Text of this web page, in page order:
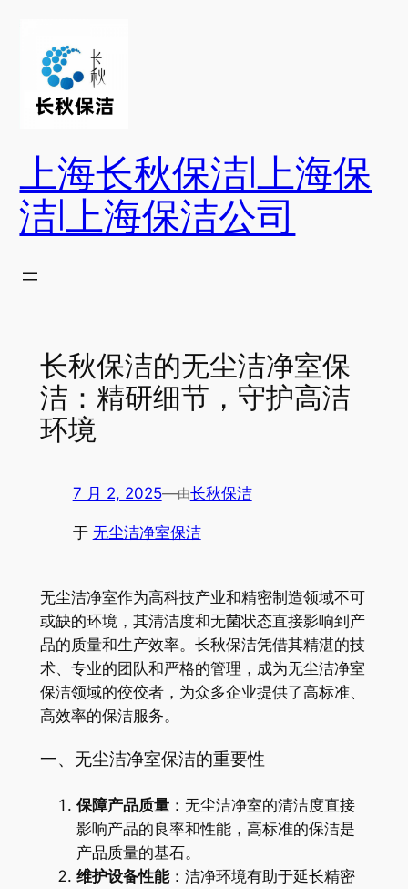
上海长秋保洁|上海保
洁|上海保洁公司
长秋保洁的无尘洁净室保
洁：精研细节，守护高洁
环境
7 月 2, 2025—由长秋保洁
于 无尘洁净室保洁
无尘洁净室作为高科技产业和精密制造领域不可
或缺的环境，其清洁度和无菌状态直接影响到产
品的质量和生产效率。长秋保洁凭借其精湛的技
术、专业的团队和严格的管理，成为无尘洁净室
保洁领域的佼佼者，为众多企业提供了高标准、
高效率的保洁服务。
一、无尘洁净室保洁的重要性
保障产品质量：无尘洁净室的清洁度直接
影响产品的良率和性能，高标准的保洁是
产品质量的基石。
维护设备性能：洁净环境有助于延长精密